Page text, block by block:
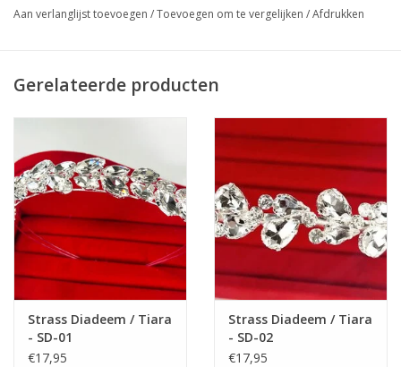
bruidsmeisjesjurkje helemaal af te maken!
Om de correcte maat van de schoenen te bestellen,
adviseren wij u de maat van de voeten van uw kind op te
Meet de afstand van de hiel tot het puntje van de grote teen, dit
is de voetlengte in centimeters.
Let op:
Voetlengte is niet hetzelfde als de lengte van de schoen. U
moet nog 1 cm erbij tellen, zodat u de maat van de schoen
hebt.
Bijv. lengte van de voetjes van hiel tot de grote teen is 19 cm,
tel er 1 cm erbij, dus totaal heeft u dan 20 cm. Kies de
schoenmaat die 20 cm is.
Aan verlanglijst toevoegen /Toevoegen om te vergelijken /Afdrukken
Gerelateerde producten
Strass Diadeem / Tiara
- SD-01
€17,95
Strass Diadeem / Tiara
- SD-02
€17,95